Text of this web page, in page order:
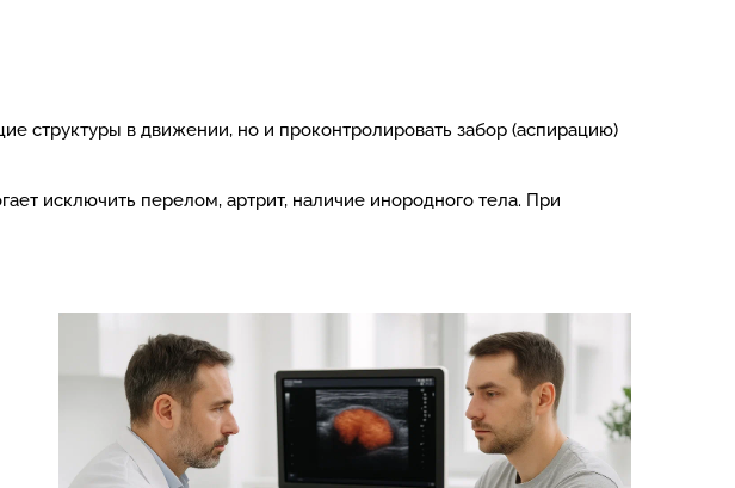
структуры в движении, но и проконтролировать забор (аспирацию)
исключить перелом, артрит, наличие инородного тела. При